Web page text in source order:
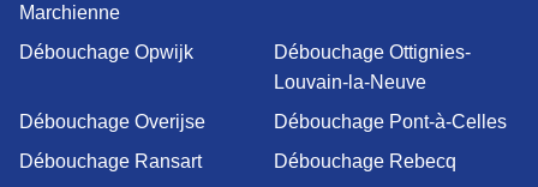
Marchienne
Débouchage Opwijk
Débouchage Ottignies-
Louvain-la-Neuve
Débouchage Overijse
Débouchage Pont-à-Celles
Débouchage Ransart
Débouchage Rebecq